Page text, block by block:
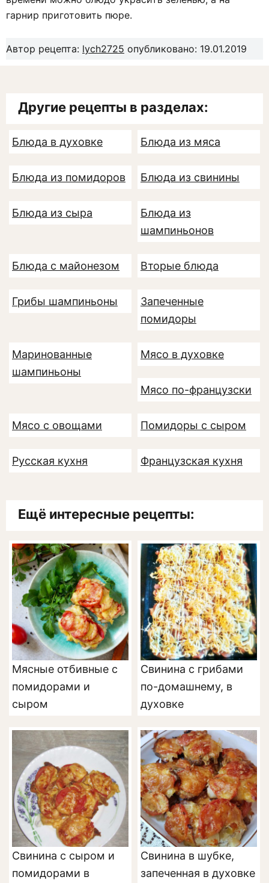
гарнир приготовить пюре.
Автор рецепта: lych2725 опубликовано: 19.01.2019
Другие рецепты в разделах:
Блюда в духовке Блюда из мяса
Блюда из помидоров Блюда из свинины
Блюда из сыра
Блюда из
шампиньонов
Блюда с майонезом Вторые блюда
Грибы шампиньоны
Запеченные
помидоры
Маринованные
шампиньоны
Мясо в духовке
Мясо по-французски
Мясо с овощами Помидоры с сыром
Русская кухня Французская кухня
Ещё интересные рецепты:
Мясные отбивные с
помидорами и
сыром
Свинина с грибами
по-домашнему, в
духовке
Свинина с сыром и
помидорами в
Свинина в шубке,
запеченная в духовке